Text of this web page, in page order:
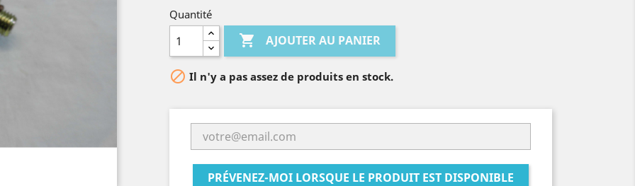
Quantité
 AJOUTER AU PANIER
 Il n'y a pas assez de produits en stock.
PRÉVENEZ-MOI LORSQUE LE PRODUIT EST DISPONIBLE